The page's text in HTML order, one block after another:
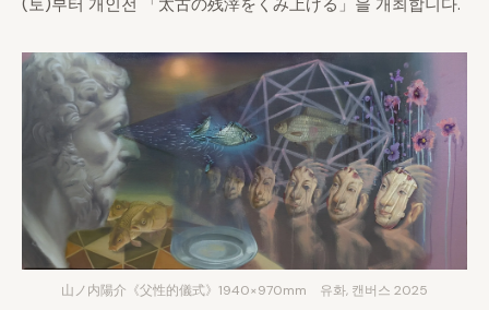
山ノ内陽介《父性的儀式》1940×970mm 유화, 캔버스 2025